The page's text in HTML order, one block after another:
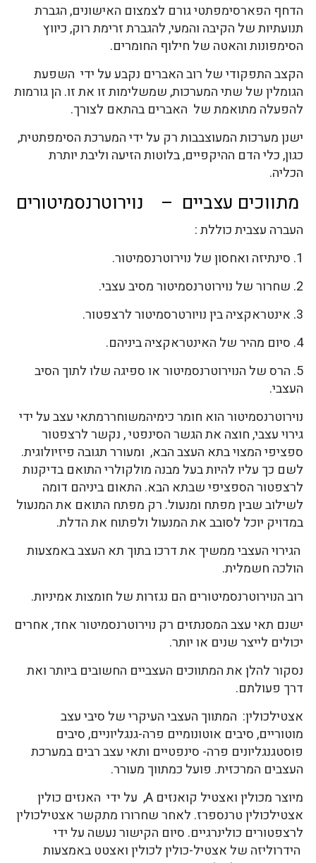
הדחף הפארסימפתטי גורם לצמצום האישונים, הגברת
תנועתיות של הקיבה והמעי, להגברת זרימת רוק, כיווץ
הסימפונות והאטה של חילוף החומרים.
הקצב התפקודי של רוב האברים נקבע על ידי השפעת
הגומלין של שתי המערכות, שמשלימות זו את זו. הן גורמות
להפעלה מתואמת של האברים בהתאם לצורך.
ישנן מערכות המעוצבבות רק על ידי המערכת הסימפתטית,
כגון, כלי הדם ההיקפיים, בלוטות הזיעה וליבת יותרת
הכליה.
מתווכים עצביים – נוירוטרנסמיטורים
העברה עצבית כוללת :
1. סינתיזה ואחסון של נוירוטרנסמיטור.
2. שחרור של נוירוטרנסמיטור מסיב עצבי.
3. אינטראקציה בין נויורטרסמיטור לרצפטור.
4. סיום מהיר של האינטראקציה ביניהם.
5. הרס של הנוירוטרנסמיטור או ספיגה שלו לתוך הסיב
העצבי.
נוירוטרנסמיטור הוא חומר כימיהמשוחררמתאי עצב על ידי
גירוי עצבי, חוצה את הגשר הסינפטי , נקשר לרצפטור
ספציפי המצוי בתא העצב הבא, ומעורר תגובה פיזיולוגית.
לשם כך עליו להיות בעל מבנה מולקולרי התואם בדיקנות
לרצפטור הספציפי שבתא הבא. התאום ביניהם דומה
לשילוב שבין מפתח ומנעול. רק מפתח התואם את המנעול
במדויק יוכל לסובב את המנעול ולפתוח את הדלת.
הגירוי העצבי ממשיך את דרכו בתוך תא העצב באמצעות
הולכה חשמלית.
רוב הנוירוטרנסמיטורים הם נגזרות של חומצות אמיניות.
ישנם תאי עצב המסנתזים רק נוירוטרנסמיטור אחד, אחרים
יכולים לייצר שנים או יותר.
נסקור להלן את המתווכים העצביים החשובים ביותר ואת
דרך פעולתם.
אצטילכולין: המתווך העצבי העיקרי של סיבי עצב
מוטוריים, סיבים אוטונומיים פרה-גנגליוניים, סיבים
פוסטגנגליונים פרה- סינפטיים ותאי עצב רבים במערכת
העצבים המרכזית. פועל כמתווך מעורר.
מיוצר מכולין ואצטיל קואנזים A, על ידי האנזים כולין
אצטילכולין טרנספרז. לאחר שחרורו מתקשר אצטילכולין
לרצפטורים כולינרגיים. סיום הקישור נעשה על ידי
הידרוליזה של אצטיל-כולין לכולין ואצטט באמצעות